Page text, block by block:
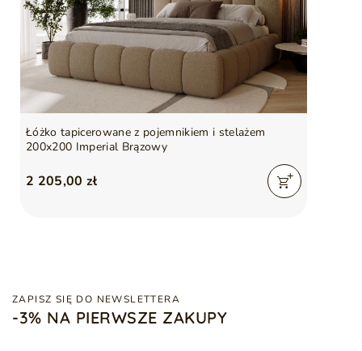
Łóżko tapicerowane z pojemnikiem i stelażem
200x200 Imperial Brązowy
2 205,00 zł
ZAPISZ SIĘ DO NEWSLETTERA
-3% NA PIERWSZE ZAKUPY